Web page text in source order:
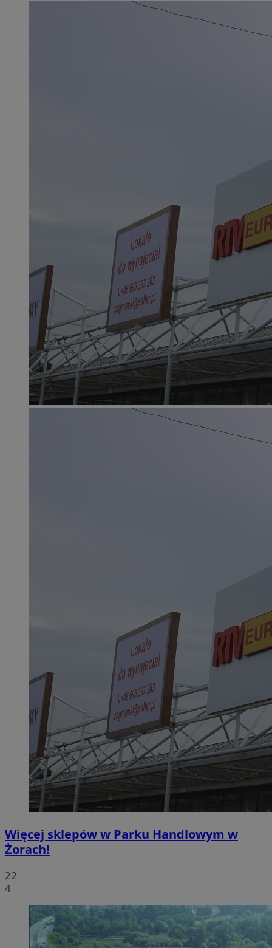
Więcej sklepów w Parku Handlowym w
Żorach!
22
4